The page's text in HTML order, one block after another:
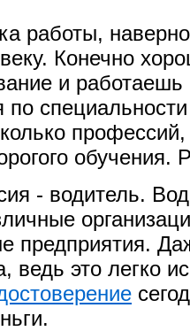
работы,
Конечно
и
по
обучения.
- водитель.
предприятия.
ведь это легко